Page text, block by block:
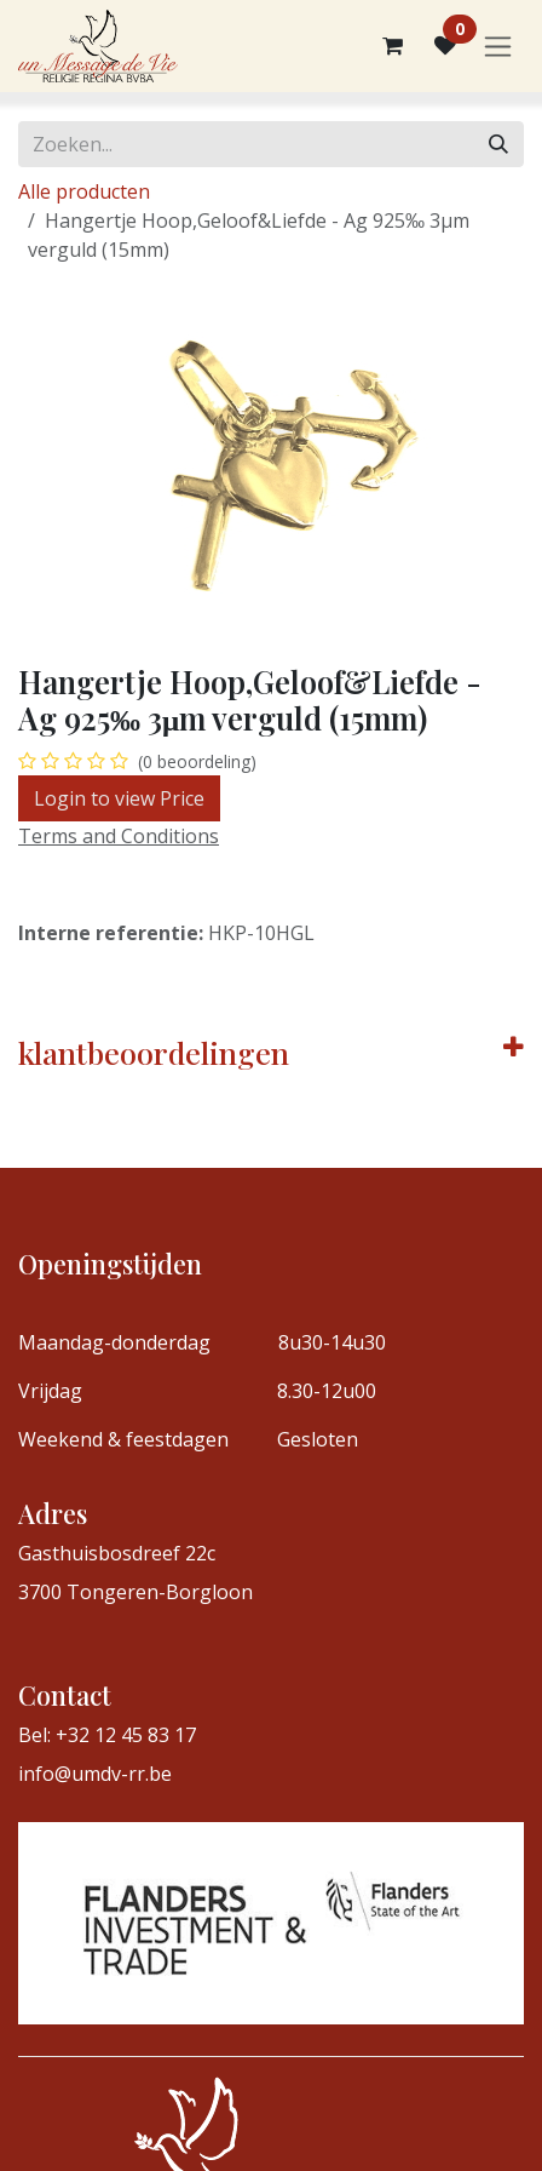
Overslaan naar inhoud
0
Alle producten
Hangertje Hoop,Geloof&Liefde - Ag 925‰ 3μm
verguld (15mm)
Hangertje Hoop,Geloof&Liefde -
Ag 925‰ 3μm verguld (15mm)
(0 beoordeling)
Login to view Price
Terms and Conditions
Interne referentie: HKP-10HGL
klantbeoordelingen
Openingstijden
Maandag-donderdag
8u30-14u30
Vrijdag
8.30-12u00
Weekend & feestdagen
Gesloten
Adres
Gasthuisbosdreef 22c
3700 Tongeren-Borgloon
Contact
Bel: +32 12 45 83 17
info@umdv-rr.be